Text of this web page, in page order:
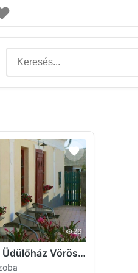
26
Bruderhaus 18 Üdülőház Vöröstó